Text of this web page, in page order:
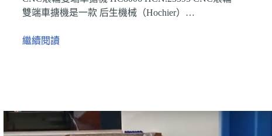
雙端車搪機是一款 后生機械（Hochier）…
繼續閱讀